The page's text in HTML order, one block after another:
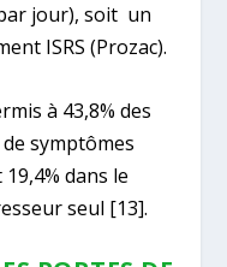
jour), soit un
ISRS (Prozac).
à 43,8% des
symptômes
dans le
seul [13].